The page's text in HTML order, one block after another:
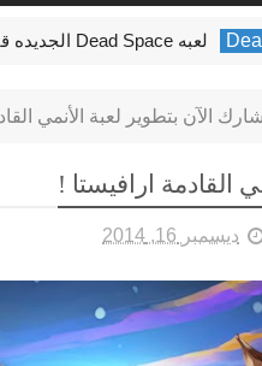
لعبه Dead Space الجديده قادمه في أوائل عام 2023
الآن بتطوير لعبة الأنمي
القادمة ارافيستا !
ديسمبر 16, 2014